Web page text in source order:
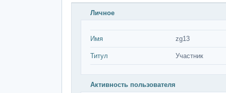
Личное
Имя zg13
Титул Участник
Активность пользователя